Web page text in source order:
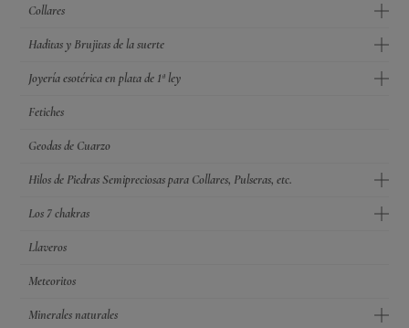
Collares
Haditas y Brujitas de la suerte
Joyería esotérica en plata de 1ª ley
Fetiches
Geodas de Cuarzo
Hilos de Piedras Semipreciosas para Collares, Pulseras, etc.
Los 7 chakras
Llaveros
Meteoritos
Minerales naturales